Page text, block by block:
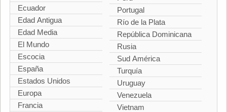
Ecuador
Edad Antigua
Edad Media
El Mundo
Escocia
España
Estados Unidos
Europa
Francia
Portugal
Río de la Plata
República Dominicana
Rusia
Sud América
Turquía
Uruguay
Venezuela
Vietnam